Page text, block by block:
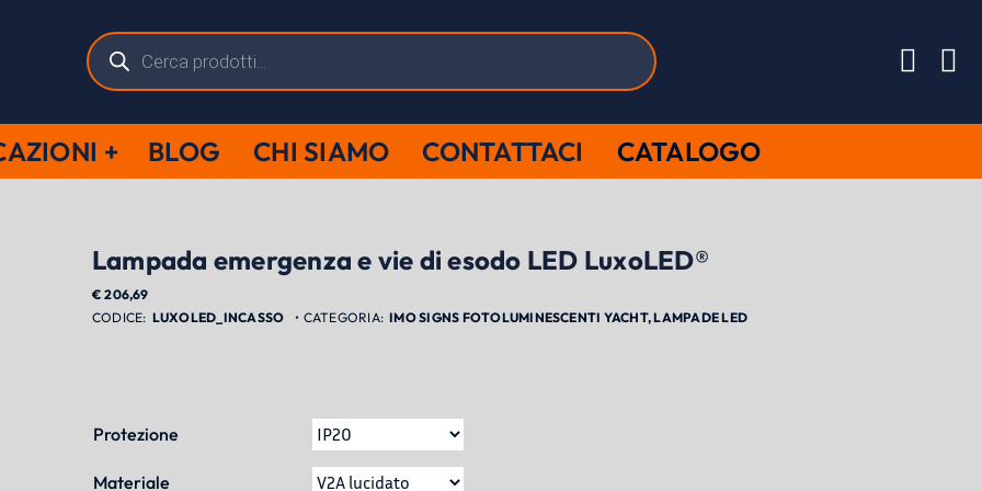
Ricerca
prodotti
BLOG CHI SIAMO CONTATTACI CATALOGO
Lampada emergenza e vie di esodo LED LuxoLED®
€ 206,69
LUXOLED_INCASSO
IMO SIGNS FOTOLUMINESCENTI YACHT,LAMPADE LED
Protezione
Materiale